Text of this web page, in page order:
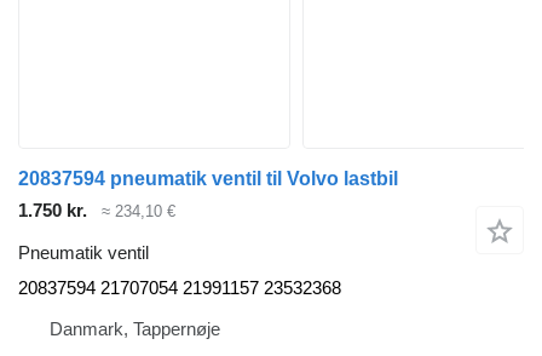
20837594 pneumatik ventil til Volvo lastbil
1.750 kr.
≈ 234,10 €
Pneumatik ventil
20837594 21707054 21991157 23532368
Danmark, Tappernøje